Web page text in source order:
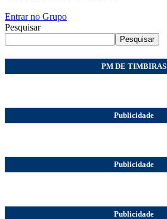
Entrar no Grupo
Pesquisar
Pesquisar
PM DE TIMBIRAS
Publicidade
Publicidade
Publicidade